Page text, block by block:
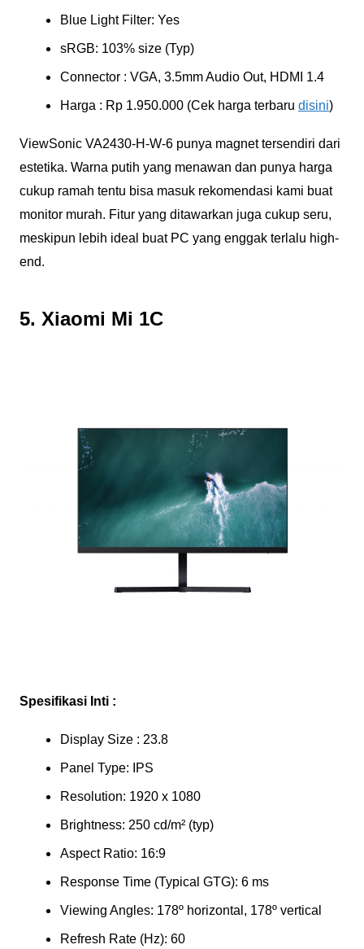
Blue Light Filter: Yes
sRGB: 103% size (Typ)
Connector : VGA, 3.5mm Audio Out, HDMI 1.4
Harga : Rp 1.950.000 (Cek harga terbaru disini)
ViewSonic VA2430-H-W-6 punya magnet tersendiri dari
estetika. Warna putih yang menawan dan punya harga
cukup ramah tentu bisa masuk rekomendasi kami buat
monitor murah. Fitur yang ditawarkan juga cukup seru,
meskipun lebih ideal buat PC yang enggak terlalu high-
end.
5. Xiaomi Mi 1C
Spesifikasi Inti :
Display Size : 23.8
Panel Type: IPS
Resolution: 1920 x 1080
Brightness: 250 cd/m² (typ)
Aspect Ratio: 16:9
Response Time (Typical GTG): 6 ms
Viewing Angles: 178º horizontal, 178º vertical
Refresh Rate (Hz): 60